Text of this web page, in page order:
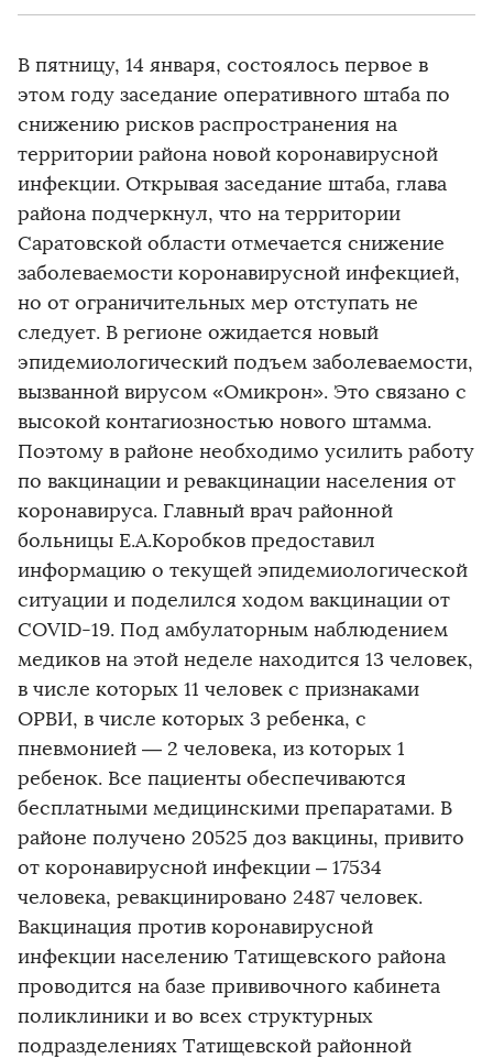
В пятницу, 14 января, состоялось первое в
этом году заседание оперативного штаба по
снижению рисков распространения на
территории района новой коронавирусной
инфекции. Открывая заседание штаба, глава
района подчеркнул, что на территории
Саратовской области отмечается снижение
заболеваемости коронавирусной инфекцией,
но от ограничительных мер отступать не
следует. В регионе ожидается новый
эпидемиологический подъем заболеваемости,
вызванной вирусом «Омикрон». Это связано с
высокой контагиозностью нового штамма.
Поэтому в районе необходимо усилить работу
по вакцинации и ревакцинации населения от
коронавируса. Главный врач районной
больницы Е.А.Коробков предоставил
информацию о текущей эпидемиологической
ситуации и поделился ходом вакцинации от
COVID-19. Под амбулаторным наблюдением
медиков на этой неделе находится 13 человек,
в числе которых 11 человек с признаками
ОРВИ, в числе которых 3 ребенка, с
пневмонией — 2 человека, из которых 1
ребенок. Все пациенты обеспечиваются
бесплатными медицинскими препаратами. В
районе получено 20525 доз вакцины, привито
от коронавирусной инфекции – 17534
человека, ревакцинировано 2487 человек.
Вакцинация против коронавирусной
инфекции населению Татищевского района
проводится на базе прививочного кабинета
поликлиники и во всех структурных
подразделениях Татищевской районной